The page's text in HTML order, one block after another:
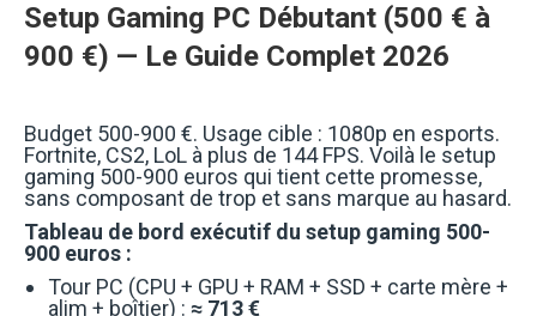
Setup Gaming PC Débutant (500 € à
900 €) — Le Guide Complet 2026
Budget 500-900 €. Usage cible : 1080p en esports.
Fortnite, CS2, LoL à plus de 144 FPS. Voilà le setup
gaming 500-900 euros qui tient cette promesse,
sans composant de trop et sans marque au hasard.
Tableau de bord exécutif du setup gaming 500-
900 euros :
Tour PC (CPU + GPU + RAM + SSD + carte mère +
alim + boîtier) : ≈ 713 €